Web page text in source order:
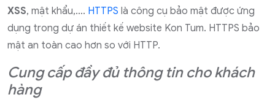
XSS, mật khẩu,…. HTTPS là công cụ bảo mật được ứng
dụng trong dự án thiết kế website Kon Tum. HTTPS bảo
mật an toàn cao hơn so với HTTP.
Cung cấp đầy đủ thông tin cho khách
hàng